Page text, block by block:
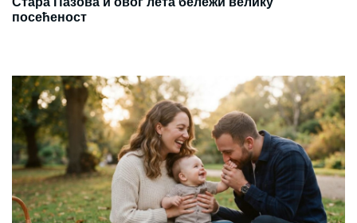
посећеност